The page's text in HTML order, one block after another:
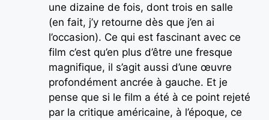
une dizaine de fois, dont trois en salle
(en fait, j’y retourne dès que j’en ai
l’occasion). Ce qui est fascinant avec ce
film c’est qu’en plus d’être une fresque
magnifique, il s’agit aussi d’une œuvre
profondément ancrée à gauche. Et je
pense que si le film a été à ce point rejeté
par la critique américaine, à l’époque, ce